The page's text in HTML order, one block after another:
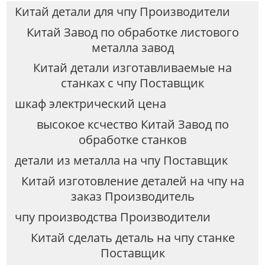
Китай детали для чпу Производители
Китай Завод по обработке листового
металла завод
Китай детали изготавливаемые на
станках с чпу Поставщик
шкаф электрический цена
высокое ксчество Китай Завод по
обработке станков
детали из металла на чпу Поставщик
Китай изготовление деталей на чпу на
заказ Производитель
чпу производства Производители
Китай сделать деталь на чпу станке
Поставщик